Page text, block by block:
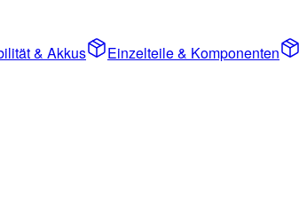
& Akkus Einzelteile & Komponenten